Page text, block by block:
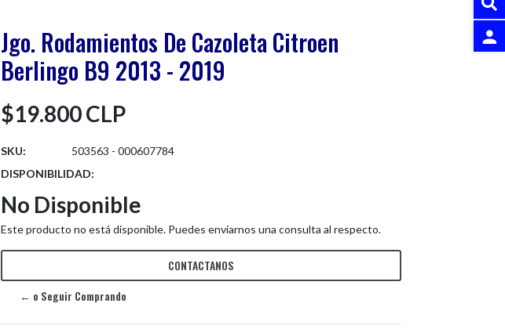
Jgo. Rodamientos De Cazoleta Citroen
Berlingo B9 2013 - 2019
$19.800 CLP
SKU:
503563 - 000607784
DISPONIBILIDAD:
No Disponible
Este producto no está disponible. Puedes enviarnos una consulta al respecto.
CONTACTANOS
← o Seguir Comprando